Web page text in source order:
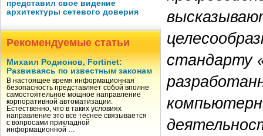
представил свое видение
архитектуры сетевого доверия
Рекомендуемые статьи
Михаил Родионов, Fortinet:
Развиваясь по известным законам
В настоящее время информационная
безопасность представляет собой вполне
самостоятельное мощное направление
корпоративной автоматизации.
Естественно, что в таких условиях
направление это все теснее связывается
с вопросами прикладной
информационной …
стандарту